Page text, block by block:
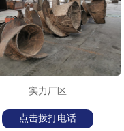
实力厂区
点击拨打电话